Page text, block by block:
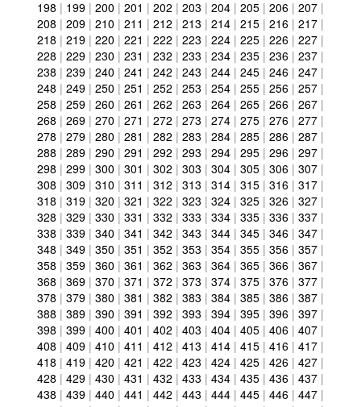
198 | 199 | 200 | 201 | 202 | 203 | 204 | 205 | 206 | 207 |
208 | 209 | 210 | 211 | 212 | 213 | 214 | 215 | 216 | 217 |
218 | 219 | 220 | 221 | 222 | 223 | 224 | 225 | 226 | 227 |
228 | 229 | 230 | 231 | 232 | 233 | 234 | 235 | 236 | 237 |
238 | 239 | 240 | 241 | 242 | 243 | 244 | 245 | 246 | 247 |
248 | 249 | 250 | 251 | 252 | 253 | 254 | 255 | 256 | 257 |
258 | 259 | 260 | 261 | 262 | 263 | 264 | 265 | 266 | 267 |
268 | 269 | 270 | 271 | 272 | 273 | 274 | 275 | 276 | 277 |
278 | 279 | 280 | 281 | 282 | 283 | 284 | 285 | 286 | 287 |
288 | 289 | 290 | 291 | 292 | 293 | 294 | 295 | 296 | 297 |
298 | 299 | 300 | 301 | 302 | 303 | 304 | 305 | 306 | 307 |
308 | 309 | 310 | 311 | 312 | 313 | 314 | 315 | 316 | 317 |
318 | 319 | 320 | 321 | 322 | 323 | 324 | 325 | 326 | 327 |
328 | 329 | 330 | 331 | 332 | 333 | 334 | 335 | 336 | 337 |
338 | 339 | 340 | 341 | 342 | 343 | 344 | 345 | 346 | 347 |
348 | 349 | 350 | 351 | 352 | 353 | 354 | 355 | 356 | 357 |
358 | 359 | 360 | 361 | 362 | 363 | 364 | 365 | 366 | 367 |
368 | 369 | 370 | 371 | 372 | 373 | 374 | 375 | 376 | 377 |
378 | 379 | 380 | 381 | 382 | 383 | 384 | 385 | 386 | 387 |
388 | 389 | 390 | 391 | 392 | 393 | 394 | 395 | 396 | 397 |
398 | 399 | 400 | 401 | 402 | 403 | 404 | 405 | 406 | 407 |
408 | 409 | 410 | 411 | 412 | 413 | 414 | 415 | 416 | 417 |
418 | 419 | 420 | 421 | 422 | 423 | 424 | 425 | 426 | 427 |
428 | 429 | 430 | 431 | 432 | 433 | 434 | 435 | 436 | 437 |
438 | 439 | 440 | 441 | 442 | 443 | 444 | 445 | 446 | 447 |